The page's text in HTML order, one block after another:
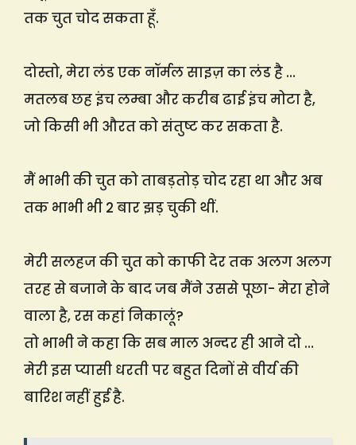
तक चुत चोद सकता हूँ.
दोस्तो, मेरा लंड एक नॉर्मल साइज़ का लंड है …
मतलब छह इंच लम्बा और करीब ढाई इंच मोटा है,
जो किसी भी औरत को संतुष्ट कर सकता है.
मैं भाभी की चुत को ताबड़तोड़ चोद रहा था और अब
तक भाभी भी 2 बार झड़ चुकी थीं.
मेरी सलहज की चुत को काफी देर तक अलग अलग
तरह से बजाने के बाद जब मैंने उससे पूछा- मेरा होने
वाला है, रस कहां निकालूं?
तो भाभी ने कहा कि सब माल अन्दर ही आने दो …
मेरी इस प्यासी धरती पर बहुत दिनों से वीर्य की
बारिश नहीं हुई है.